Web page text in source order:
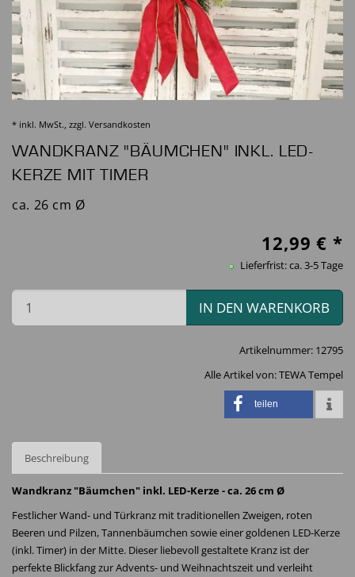
* inkl. MwSt., zzgl. Versandkosten
WANDKRANZ "BÄUMCHEN" INKL. LED-
KERZE MIT TIMER
ca. 26 cm Ø
12,99 € *
Lieferfrist: ca. 3-5 Tage
IN DEN WARENKORB
Artikelnummer: 12795
Alle Artikel von:TEWA Tempel
teilen
Beschreibung
Wandkranz "Bäumchen" inkl. LED-Kerze - ca. 26 cm Ø
Festlicher Wand- und Türkranz mit traditionellen Zweigen, roten
Beeren und Pilzen, Tannenbäumchen sowie einer goldenen LED-Kerze
(inkl. Timer) in der Mitte. Dieser liebevoll gestaltete Kranz ist der
perfekte Blickfang zur Advents- und Weihnachtszeit und verleiht